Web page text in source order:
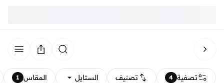
تصفية 4 تصنيف الستايل المقاس 1